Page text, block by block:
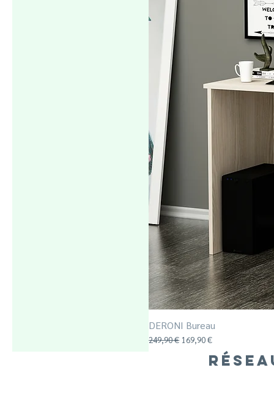
DERONI Bureau
Prix original
249,90 € Prix promotionnel
169,90 €